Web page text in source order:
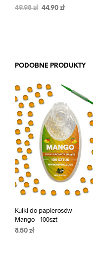
Oceniono
5.00
49.98zł 44.90 zł
PODOBNE PRODUKTY
Kulki do papierosów –
Mango – 100szt
8.50 zł